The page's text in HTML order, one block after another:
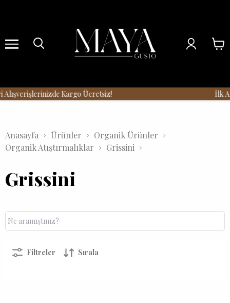
Kargo Ücretsiz! İlk
Anasayfa Ürünler
Organik Ürünler
Organik Atıştırmalıklar
Grissini
Grissini
Filtreler Sırala